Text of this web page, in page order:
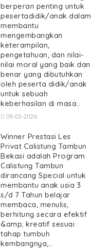
berperan penting untuk
pesertadidik/anak dalam
membantu
mengembangkan
keterampilan,
pengetahuan, dan nilai-
nilai moral yang baik dan
benar yang dibutuhkan
oleh peserta didik/anak
untuk sebuah
keberhasilan di masa…
09-03-2026
Winner Prestasi Les
Privat Calistung Tambun
Bekasi adalah Program
Calistung Tambun
dirancang Special untuk
membantu anak usia 3
s/d 7 Tahun belajar
membaca, menulis,
berhitung secara efektif
&amp; kreatif sesuai
tahap tumbuh
kembangnya,…